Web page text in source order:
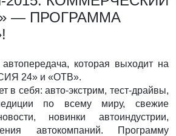
— ПРОГРАММА
которая выходит на
24» и «ОТВ».
в себя: авто-экстрим, тест-драйвы,
по всему миру, свежие
новинки автоиндустрии,
автокомпаний. Программу